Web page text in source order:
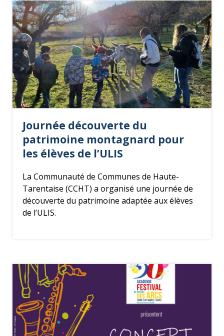
Journée découverte du
patrimoine montagnard pour
les élèves de l’ULIS
La Communauté de Communes de Haute-
Tarentaise (CCHT) a organisé une journée de
découverte du patrimoine adaptée aux élèves
de l’ULIS.